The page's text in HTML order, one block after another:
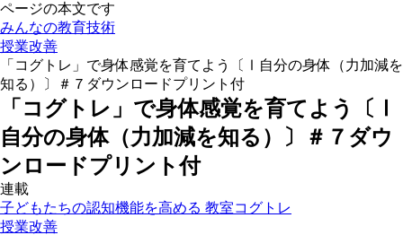
ページの本文です
みんなの教育技術
授業改善
「コグトレ」で身体感覚を育てよう〔Ⅰ自分の身体（力加減を
知る）〕＃７ダウンロードプリント付
「コグトレ」で身体感覚を育てよう〔Ⅰ
自分の身体（力加減を知る）〕＃７ダウ
ンロードプリント付
連載
子どもたちの認知機能を高める 教室コグトレ
授業改善